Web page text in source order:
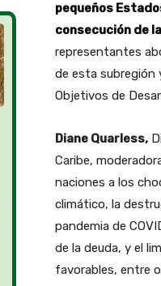
pequeños
consecución de
representantes
de esta subregión
Objetivos de
Diane Quarless,
Caribe,
naciones a los
climático, la
pandemia de
de la deuda, y el
favorables, entre